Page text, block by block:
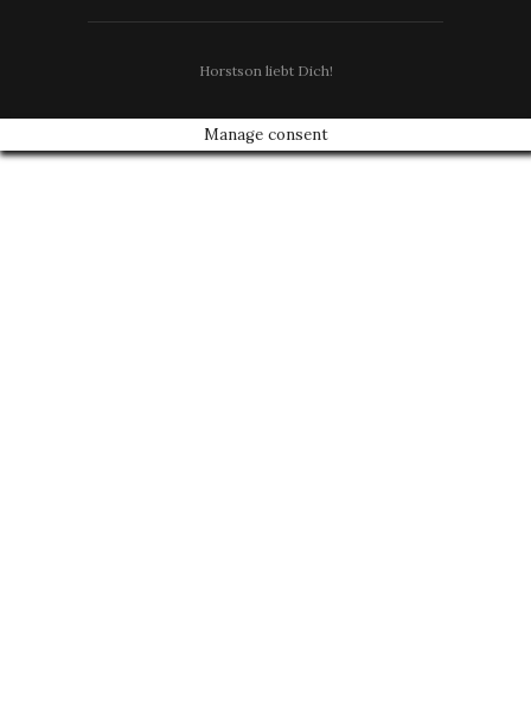
Horstson liebt Dich!
Manage consent